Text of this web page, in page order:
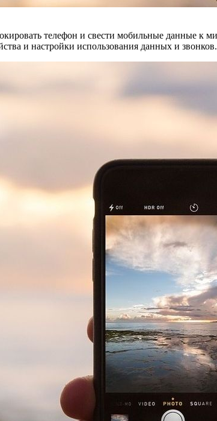
телефон и свести мобильные данные к
и настройки использования данных и звонков.